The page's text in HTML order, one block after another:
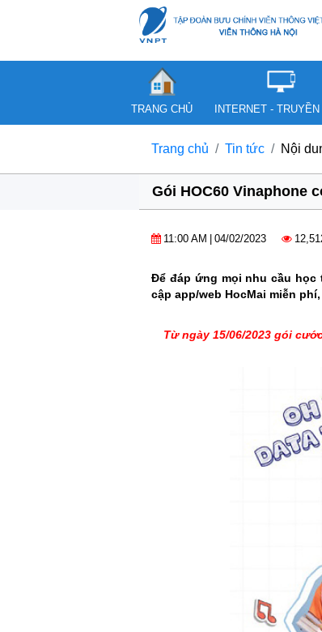
TRANG CHỦ INTERNET -
Trang chủ Tin tức Nội
Gói HOC60 Vinaphone
11:00 AM 04/02/2023
Để đáp ứng mọi nhu cầu học
cập app/web HocMai miễn
Từ ngày 15/06/2023 gói